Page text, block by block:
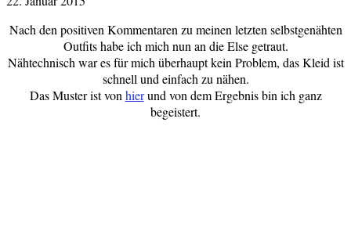
Nach den positiven Kommentaren zu meinen letzten selbstgenähten
Outfits habe ich mich nun an die Else getraut.
Nähtechnisch war es für mich überhaupt kein Problem, das Kleid ist
schnell und einfach zu nähen.
Das Muster ist von hierund von dem Ergebnis bin ich ganz
begeistert.